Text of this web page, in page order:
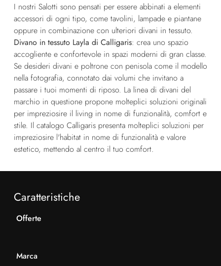
I nostri Salotti sono pensati per essere abbinati a elementi
accessori di ogni tipo, come tavolini, lampade e piantane
oppure in combinazione con ulteriori divani in tessuto.
Divano in tessuto Layla di Calligaris: crea uno spazio
accogliente e confortevole in spazi moderni di gran classe.
Se desideri divani e poltrone con penisola come il modello
nella fotografia, connotato dai volumi che invitano a
passare i tuoi momenti di riposo. La linea di divani del
marchio in questione propone molteplici soluzioni originali
per impreziosire il living in nome di funzionalità, comfort e
stile. Il catalogo Calligaris presenta molteplici soluzioni per
impreziosire l'habitat in nome di funzionalità e valore
estetico, mettendo al centro il tuo comfort.
Caratteristiche
Offerte
Marca